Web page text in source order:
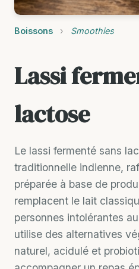
Boissons › Smoothies
Lassi
lactose
Le lassi fermenté sans
traditionnelle indienne,
préparée à base de
remplacent le lait
personnes intolérantes
utilise des alternatives
naturel, acidulé et